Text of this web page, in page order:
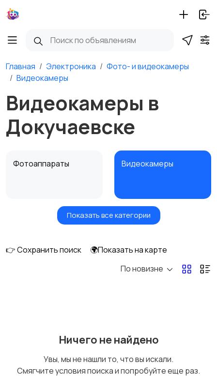
Главная Электроника
Фото- и видеокамеры
Видеокамеры
Видеокамеры в
Докучаевске
Фотоаппараты Видеокамеры
Видеонаблюдение Объективы
Аксессуары
стабилизаторы
оборудование
Показать все категории
👉 Сохранить поиск
🌍Показать на карте
По новизне
Ничего не найдено
Увы, мы не нашли то, что вы искали.
Смягчите условия поиска и попробуйте еще раз.